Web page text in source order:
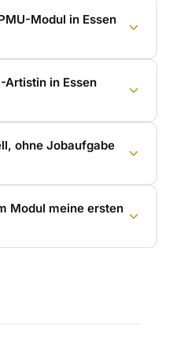
Modul in Essen
Artistin in Essen
ohne Jobaufgabe
Modul meine ersten